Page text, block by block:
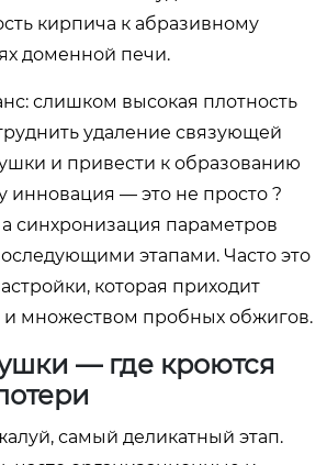
кирпича к абразивному
доменной печи.
слишком высокая плотность
удаление связующей
и привести к образованию
инновация — это не просто ?
синхронизация параметров
этапами. Часто это
которая приходит
и множеством пробных обжигов.
— где кроются
самый деликатный этап.